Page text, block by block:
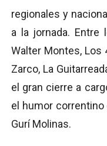
regionales y
a la jornada. Entre
Walter Montes, Los
Zarco, La
el gran cierre a
el humor
Gurí Molinas.